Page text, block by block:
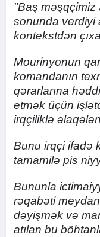
"Baş məşqçimiz
sonunda verdiyi
kontekstdən
Mourinyonun
komandanın
qərarlarına
etmək üçün
irqçiliklə
Bunu irqçi ifadə
tamamilə pis
Bununla
rəqabəti
dəyişmək və
atılan bu